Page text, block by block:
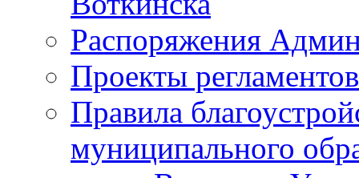
Распоряжения
Проекты
Правила
муниципального